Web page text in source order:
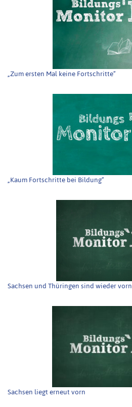
„Zum ersten Mal keine Fortschritte“
„Kaum Fortschritte bei Bildung“
Sachsen und Thüringen sind wieder vorn
Sachsen liegt erneut vorn